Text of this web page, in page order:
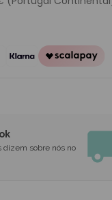
dizem sobre nós no